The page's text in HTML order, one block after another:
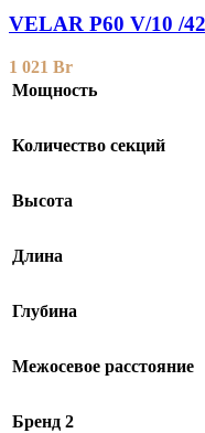
VELAR P60 V/10 /
1 021 Br
Мощность
Количество секций
Высота
Длина
Глубина
Межосевое расстояние
Бренд 2